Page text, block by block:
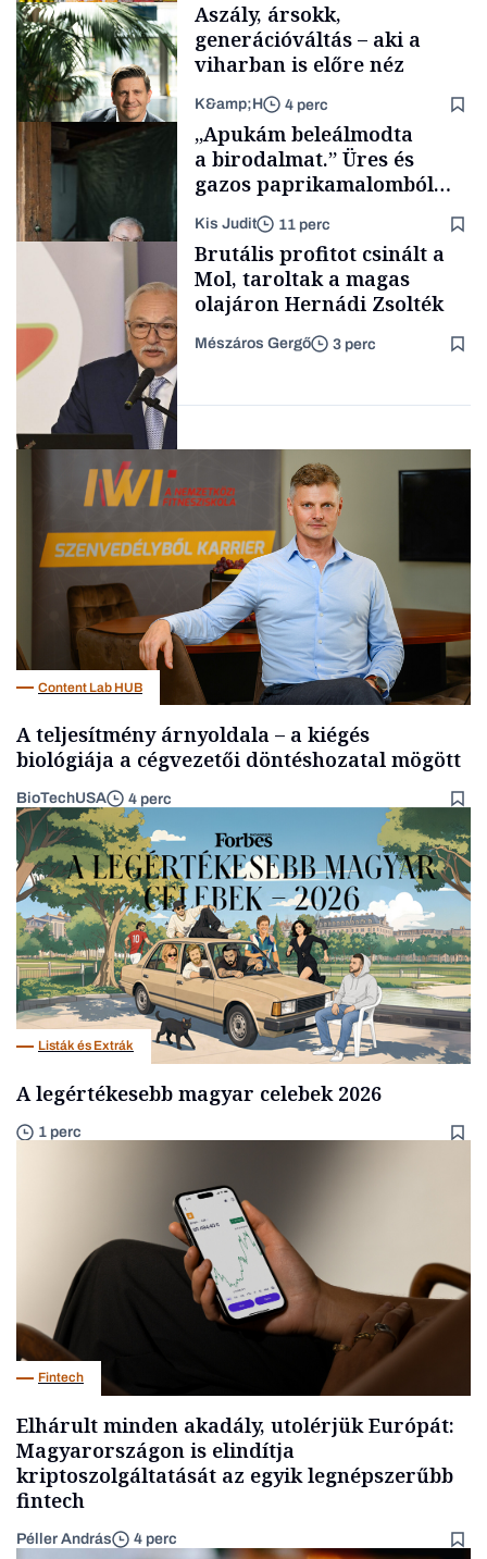
Makro
TÁMOGATÓI
TARTALOM
Aszály, ársokk,
generációváltás – aki a
viharban is előre néz
K&amp;H 4 perc
Családi
vállalkozások
„Apukám beleálmodta
a birodalmat.” Üres és
gazos paprikamalomból
lett az igazi családi
fűszersztori
Kis Judit 11 perc
Befektetés
Brutális profitot csinált a
Mol, taroltak a magas
olajáron Hernádi Zsolték
Mészáros Gergő 3 perc
Content Lab HUB
A teljesítmény árnyoldala – a kiégés
biológiája a cégvezetői döntéshozatal mögött
BioTechUSA 4 perc
Listák és Extrák
A legértékesebb magyar celebek 2026
1 perc
Fintech
Elhárult minden akadály, utolérjük Európát:
Magyarországon is elindítja
kriptoszolgáltatását az egyik legnépszerűbb
fintech
Péller András 4 perc